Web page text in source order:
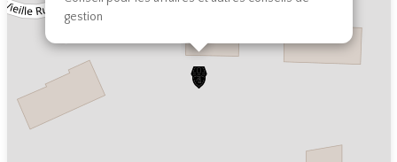
LS NR CO
gestion